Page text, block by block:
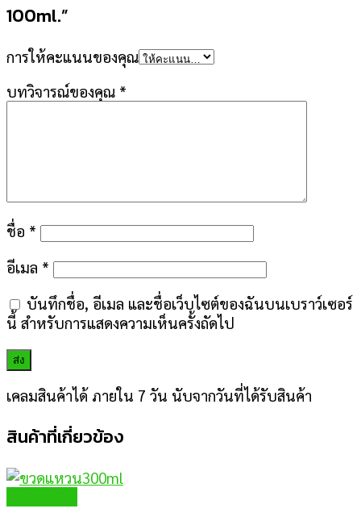
100ml.”
การให้คะแนนของคุณ
บทวิจารณ์ของคุณ *
ชื่อ *
อีเมล *
บันทึกชื่อ, อีเมล และชื่อเว็บไซต์ของฉันบนเบราว์เซอร์
นี้ สำหรับการแสดงความเห็นครั้งถัดไป
เคลมสินค้าได้ ภายใน 7 วัน นับจากวันที่ได้รับสินค้า
สินค้าที่เกี่ยวข้อง